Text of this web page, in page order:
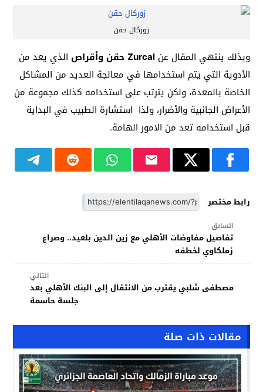
زوركال حقن
وبذلك ينتهي المقال عنZurcal حقن وأقراص
الذي يعد من
الأدوية التي يتم استخدامها في معالجة العديد من المشاكل
الخاصة بالمعدة، ولكن يترتب على استخدامه كذلك مجموعة من
الأعراض الجانبية والأضرار، ولذا استشارة الطبيب في البداية
قبل استخدامه تعد من الامور الهامة.
رابط مختصر
السابق
تفاصيل مفاوضات الأهلي مع زين الدين بلعيد.. وصراع
زملكاوي لخطفه
التالي
مصطفى شلبي يقترب من الانتقال إلى البنك الأهلي بعد
جلسة حاسمة
مقالات ذات صلة